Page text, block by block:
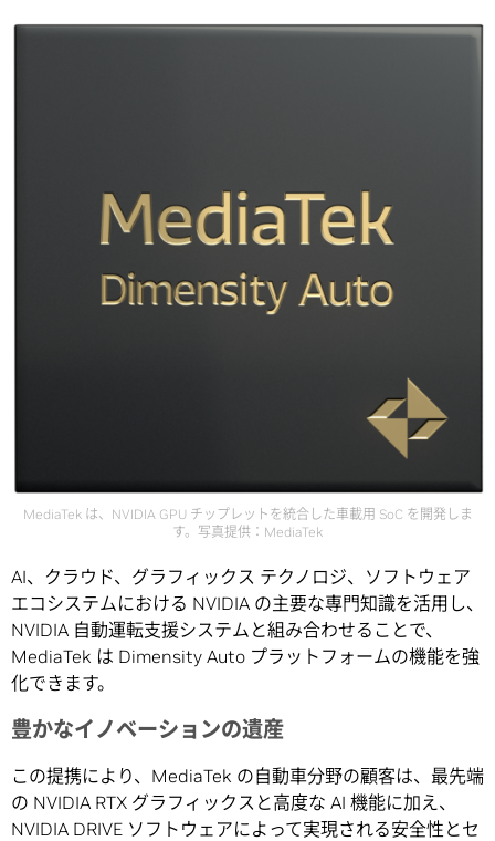
MediaTek は、NVIDIA GPU チップレットを統合した車載用 SoC を開発しま
す。写真提供：MediaTek
AI、クラウド、グラフィックス テクノロジ、ソフトウェア
エコシステムにおける NVIDIA の主要な専門知識を活用し、
NVIDIA 自動運転支援システムと組み合わせることで、
MediaTek は Dimensity Auto プラットフォームの機能を強
化できます。
豊かなイノベーションの遺産
この提携により、MediaTek の自動車分野の顧客は、最先端
の NVIDIA RTX グラフィックスと高度な AI 機能に加え、
NVIDIA DRIVE ソフトウェアによって実現される安全性とセ